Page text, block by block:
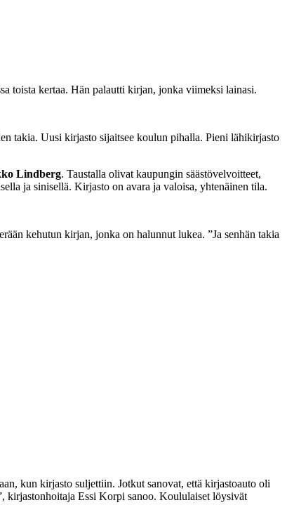
toista kertaa. Hän palautti kirjan, jonka viimeksi lainasi.
takia. Uusi kirjasto sijaitsee koulun pihalla. Pieni lähikirjasto
Lindberg. Taustalla olivat kaupungin säästövelvoitteet,
ja sinisellä. Kirjasto on avara ja valoisa, yhtenäinen tila.
kehutun kirjan, jonka on halunnut lukea. ”Ja senhän takia
kun kirjasto suljettiin. Jotkut sanovat, että kirjastoauto oli
kirjastonhoitaja Essi Korpi sanoo. Koululaiset löysivät